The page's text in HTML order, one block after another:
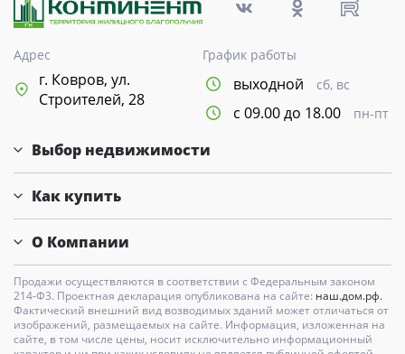
Адрес
г. Ковров, ул.
Строителей, 28
График работы
выходной сб, вс
с 09.00 до 18.00 пн-пт
Выбор недвижимости
Как купить
О Компании
Продажи осуществляются в соответствии с Федеральным законом
214-Ф3. Проектная декларация опубликована на сайте: наш.дом.рф.
Фактический внешний вид возводимых зданий может отличаться от
изображений, размещаемых на сайте. Информация, изложенная на
сайте, в том числе цены, носит исключительно информационный